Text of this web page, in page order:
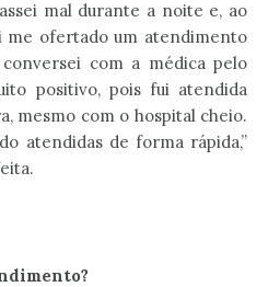
mal durante a noite e, ao
me ofertado um atendimento
com a médica pelo
positivo, pois fui atendida
mesmo com o hospital cheio.
atendidas de forma rápida,”